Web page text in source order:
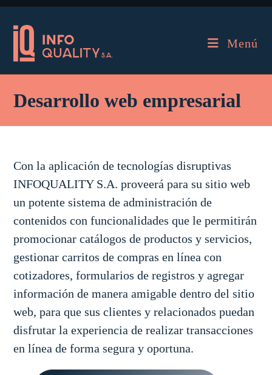
Menú
Desarrollo web empresarial
Con la aplicación de tecnologías disruptivas
INFOQUALITY S.A. proveerá para su sitio web
un potente sistema de administración de
contenidos con funcionalidades que le permitirán
promocionar catálogos de productos y servicios,
gestionar carritos de compras en línea con
cotizadores, formularios de registros y agregar
información de manera amigable dentro del sitio
web, para que sus clientes y relacionados puedan
disfrutar la experiencia de realizar transacciones
en línea de forma segura y oportuna.